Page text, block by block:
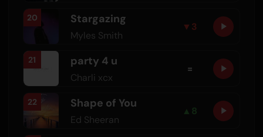
20 Stargazing
Myles Smith
▼ 3
21 party 4 u
Charli xcx
=
22 Shape of You
Ed Sheeran
▲ 8